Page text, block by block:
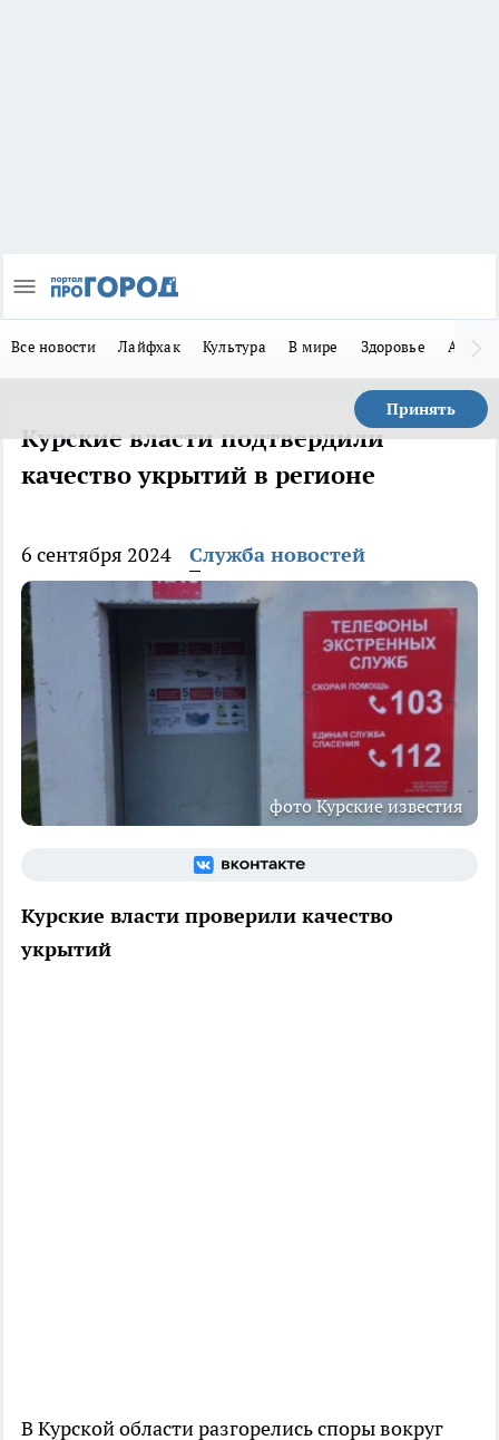
Все новости Лайфхак Культура В мире Здоровье Авто
Принять
Курские власти подтвердили
качество укрытий в регионе
6 сентября 2024 Служба новостей
фото Курские известия
Курские власти проверили качество
укрытий
В Курской области разгорелись споры вокруг